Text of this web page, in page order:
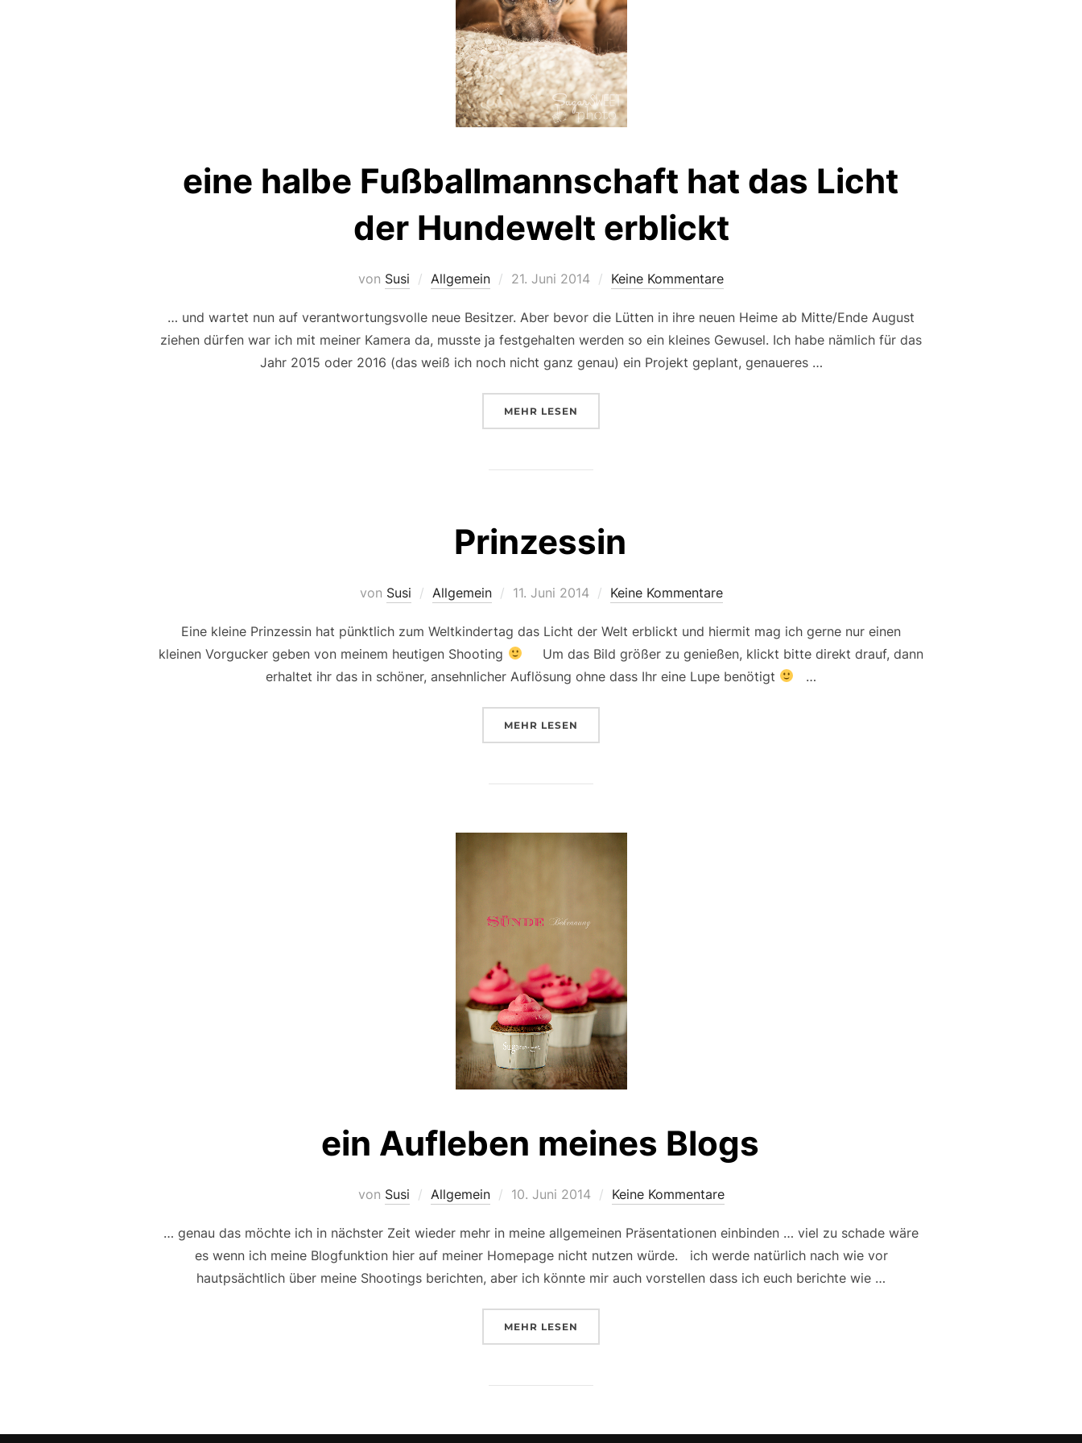
eine halbe Fußballmannschaft hat das Licht
der Hundewelt erblickt
von Susi Allgemein
Veröffentlicht
21. Juni 2014 Keine Kommentare
… und wartet nun auf verantwortungsvolle neue Besitzer. Aber bevor die Lütten in ihre neuen Heime ab Mitte/Ende August
ziehen dürfen war ich mit meiner Kamera da, musste ja festgehalten werden so ein kleines Gewusel. Ich habe nämlich für das
Jahr 2015 oder 2016 (das weiß ich noch nicht ganz genau) ein Projekt geplant, genaueres …
MEHR ÜBER „EINE HALBE FUSSBALLMANNSCHAFT HAT DAS LICHT DER HUNDEWELT ERBLICKT“
LESEN
Prinzessin
von Susi Allgemein
Veröffentlicht
11. Juni 2014 Keine Kommentare
Eine kleine Prinzessin hat pünktlich zum Weltkindertag das Licht der Welt erblickt und hiermit mag ich gerne nur einen
kleinen Vorgucker geben von meinem heutigen Shooting
Um das Bild größer zu genießen, klickt bitte direkt drauf, dann
erhaltet ihr das in schöner, ansehnlicher Auflösung ohne dass Ihr eine Lupe benötigt
…
MEHR ÜBER „PRINZESSIN“
LESEN
ein Aufleben meines Blogs
von Susi Allgemein
Veröffentlicht
10. Juni 2014 Keine Kommentare
… genau das möchte ich in nächster Zeit wieder mehr in meine allgemeinen Präsentationen einbinden … viel zu schade wäre
es wenn ich meine Blogfunktion hier auf meiner Homepage nicht nutzen würde. ich werde natürlich nach wie vor
hautpsächtlich über meine Shootings berichten, aber ich könnte mir auch vorstellen dass ich euch berichte wie …
MEHR ÜBER „EIN AUFLEBEN MEINES BLOGS“
LESEN